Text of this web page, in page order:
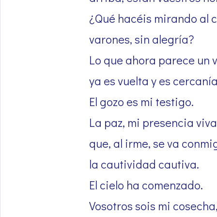
¿Qué hacéis mirando al
varones, sin alegría?
Lo que ahora parece un
ya es vuelta y es
El gozo es mi testigo.
La paz, mi presencia
que, al irme, se va
la cautividad cautiva.
El cielo ha comenzado.
Vosotros sois mi cosecha,